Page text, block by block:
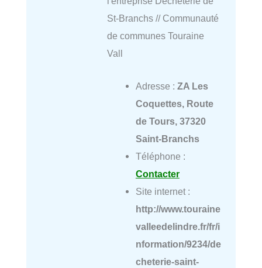
St-Branchs // Communauté
de communes Touraine
Vall
Adresse : ZA Les
Coquettes, Route
de Tours, 37320
Saint-Branchs
Téléphone :
Contacter
Site internet :
http://www.touraine
valleedelindre.fr/fr/i
nformation/9234/de
cheterie-saint-